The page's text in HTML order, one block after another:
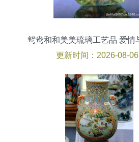
鸳鸯和和美美琉璃工艺品 爱情
更新时间：2026-08-